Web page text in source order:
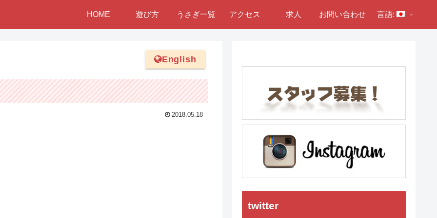
HOME 遊び方 うさぎ一覧 アクセス 求人 お問い合わせ 言語:
English
2018.05.18
twitter